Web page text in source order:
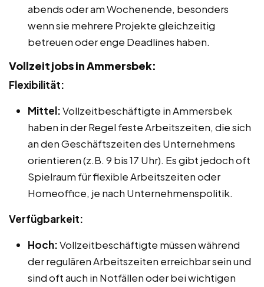
abends oder am Wochenende, besonders
wenn sie mehrere Projekte gleichzeitig
betreuen oder enge Deadlines haben.
Vollzeitjobs in Ammersbek:
Flexibilität:
Mittel:Vollzeitbeschäftigte in Ammersbek
haben in der Regel feste Arbeitszeiten, die sich
an den Geschäftszeiten des Unternehmens
orientieren (z.B. 9 bis 17 Uhr). Es gibt jedoch oft
Spielraum für flexible Arbeitszeiten oder
Homeoffice, je nach Unternehmenspolitik.
Verfügbarkeit:
Hoch:Vollzeitbeschäftigte müssen während
der regulären Arbeitszeiten erreichbar sein und
sind oft auch in Notfällen oder bei wichtigen